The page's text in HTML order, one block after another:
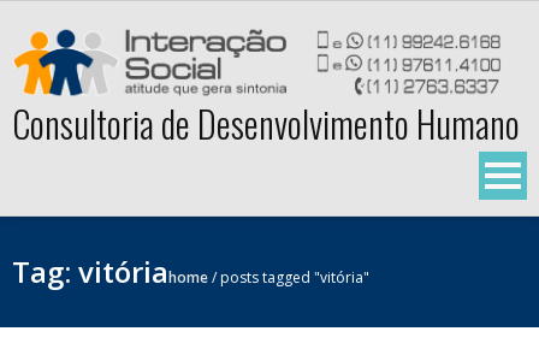
content
Consultoria de Desenvolvimento Humano
Tag: vitóriahome/posts tagged "vitória"